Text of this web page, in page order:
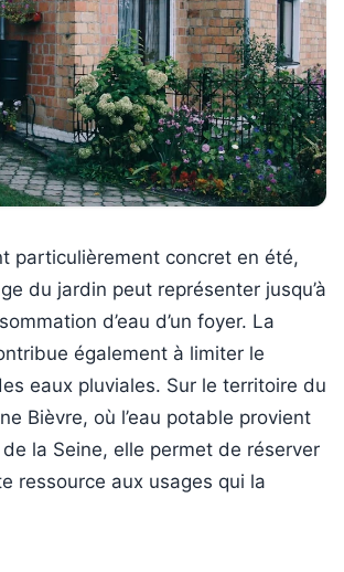
particulièrement concret en été,
du jardin peut représenter jusqu’à
d’eau d’un foyer. La
également à limiter le
eaux pluviales. Sur le territoire du
Bièvre, où l’eau potable provient
la Seine, elle permet de réserver
ressource aux usages qui la